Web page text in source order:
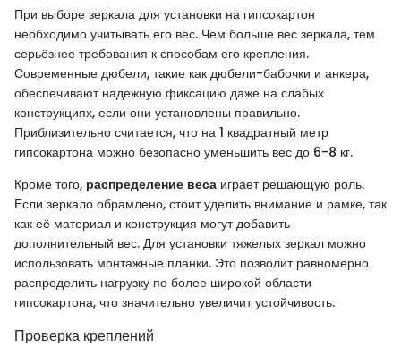
При выборе зеркала для установки на гипсокартон
необходимо учитывать его вес. Чем больше вес зеркала, тем
серьёзнее требования к способам его крепления.
Современные дюбели, такие как дюбели-бабочки и анкера,
обеспечивают надежную фиксацию даже на слабых
конструкциях, если они установлены правильно.
Приблизительно считается, что на 1 квадратный метр
гипсокартона можно безопасно уменьшить вес до 6-8 кг.
Кроме того, распределение веса играет решающую роль.
Если зеркало обрамлено, стоит уделить внимание и рамке, так
как её материал и конструкция могут добавить
дополнительный вес. Для установки тяжелых зеркал можно
использовать монтажные планки. Это позволит равномерно
распределить нагрузку по более широкой области
гипсокартона, что значительно увеличит устойчивость.
Проверка креплений